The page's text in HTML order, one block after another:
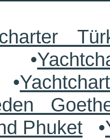
•
•
Phuket •